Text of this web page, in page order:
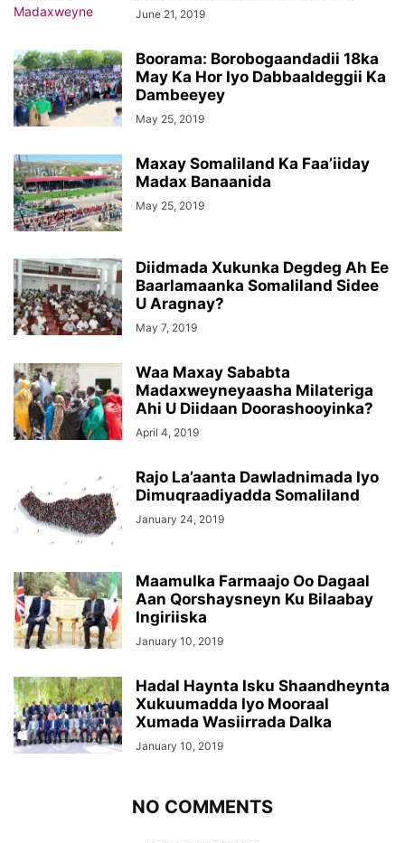
June 21, 2019
Boorama: Borobogaandadii 18ka
May Ka Hor Iyo Dabbaaldeggii Ka
Dambeeyey
May 25, 2019
Maxay Somaliland Ka Faa’iiday
Madax Banaanida
May 25, 2019
Diidmada Xukunka Degdeg Ah Ee
Baarlamaanka Somaliland Sidee
U Aragnay?
May 7, 2019
Waa Maxay Sababta
Madaxweyneyaasha Milateriga
Ahi U Diidaan Doorashooyinka?
April 4, 2019
Rajo La’aanta Dawladnimada Iyo
Dimuqraadiyadda Somaliland
January 24, 2019
Maamulka Farmaajo Oo Dagaal
Aan Qorshaysneyn Ku Bilaabay
Ingiriiska
January 10, 2019
Hadal Haynta Isku Shaandheynta
Xukuumadda Iyo Mooraal
Xumada Wasiirrada Dalka
January 10, 2019
NO COMMENTS